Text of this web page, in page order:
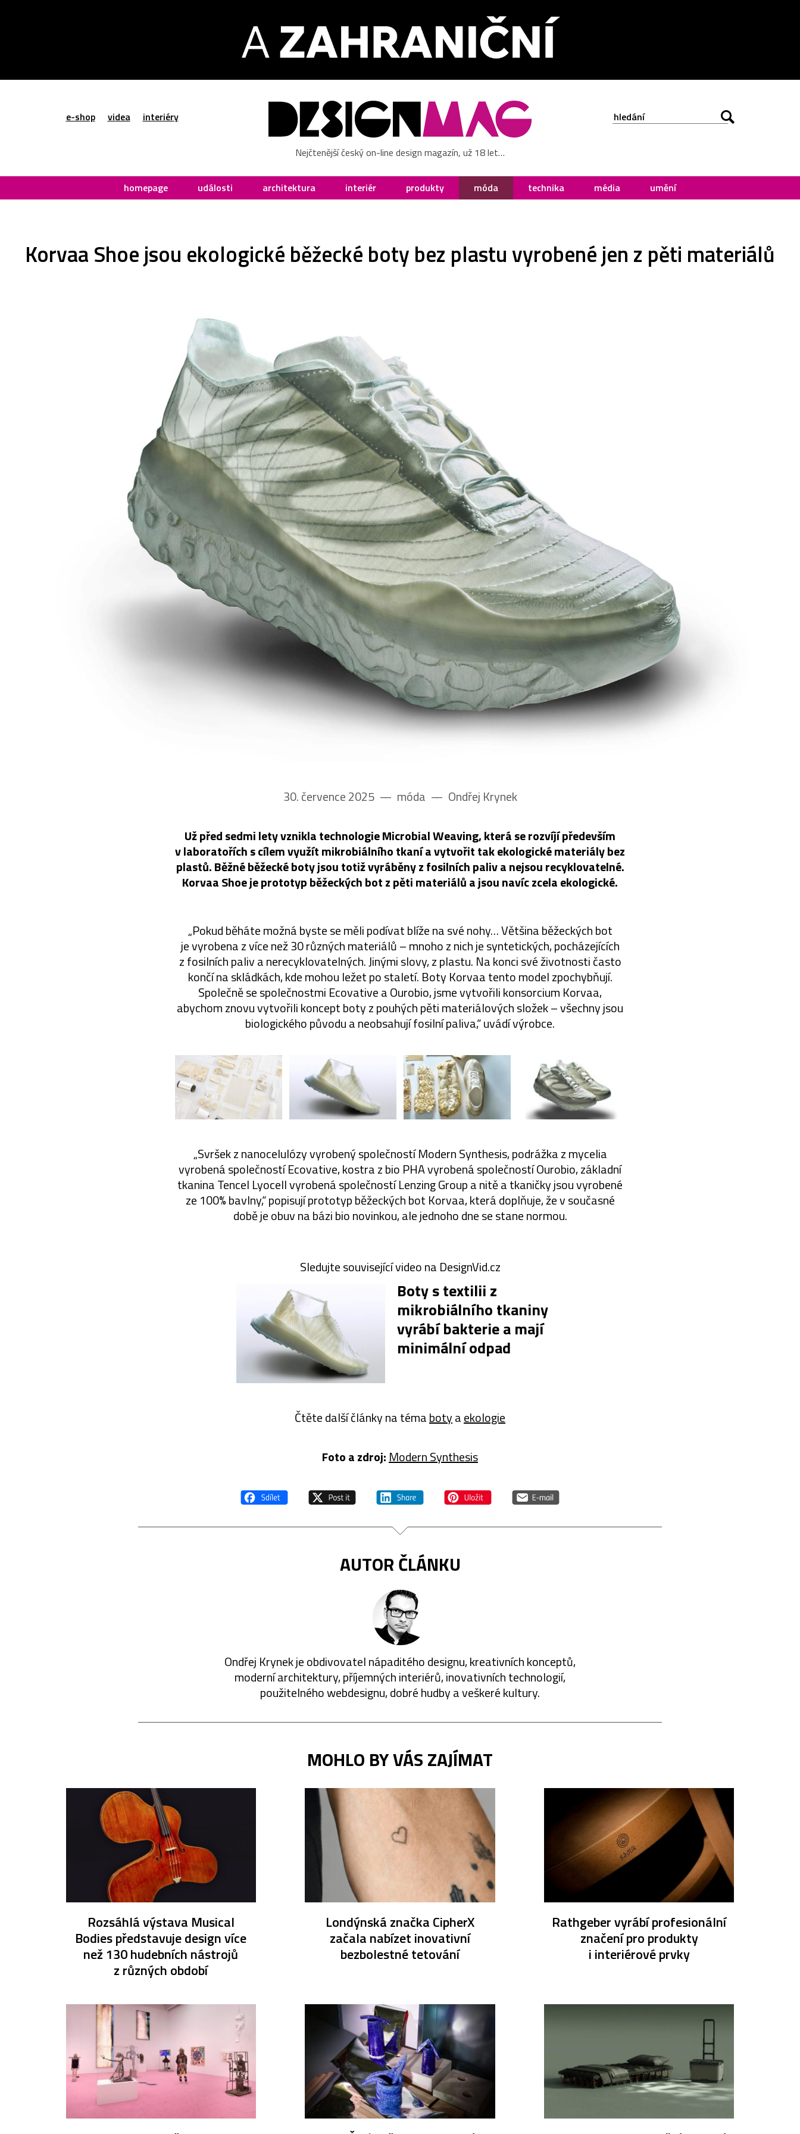
e-shop videa interiéry
Nejčtenější český on-line design magazín, už 18 let…
homepage události architektura interiér produkty móda technika média umění
Korvaa Shoe jsou ekologické běžecké boty bez plastu vyrobené jen z pěti materiálů
30. července 2025 –– móda –– Ondřej Krynek
Už před sedmi lety vznikla technologie Microbial Weaving, která se rozvíjí především
v laboratořích s cílem využít mikrobiálního tkaní a vytvořit tak ekologické materiály bez
plastů. Běžné běžecké boty jsou totiž vyráběny z fosilních paliv a nejsou recyklovatelné.
Korvaa Shoe je prototyp běžeckých bot z pěti materiálů a jsou navíc zcela ekologické.
„Pokud běháte možná byste se měli podívat blíže na své nohy… Většina běžeckých bot
je vyrobena z více než 30 různých materiálů – mnoho z nich je syntetických, pocházejících
z fosilních paliv a nerecyklovatelných. Jinými slovy, z plastu. Na konci své životnosti často
končí na skládkách, kde mohou ležet po staletí. Boty Korvaa tento model zpochybňují.
Společně se společnostmi Ecovative a Ourobio, jsme vytvořili konsorcium Korvaa,
abychom znovu vytvořili koncept boty z pouhých pěti materiálových složek – všechny jsou
biologického původu a neobsahují fosilní paliva,“ uvádí výrobce.
„Svršek z nanocelulózy vyrobený společností Modern Synthesis, podrážka z mycelia
vyrobená společností Ecovative, kostra z bio PHA vyrobená společností Ourobio, základní
tkanina Tencel Lyocell vyrobená společností Lenzing Group a nitě a tkaničky jsou vyrobené
ze 100% bavlny,“ popisují prototyp běžeckých bot Korvaa, která doplňuje, že v současné
době je obuv na bázi bio novinkou, ale jednoho dne se stane normou.
Sledujte související video na DesignVid.cz
Boty s textilii z
mikrobiálního tkaniny
vyrábí bakterie a mají
minimální odpad
Čtěte další články na témabotyaekologie
Foto a zdroj: Modern Synthesis
AUTOR ČLÁNKU
Ondřej Krynek je obdivovatel nápaditého designu, kreativních konceptů,
moderní architektury, příjemných interiérů, inovativních technologií,
použitelného webdesignu, dobré hudby a veškeré kultury.
MOHLO BY VÁS ZAJÍMAT
Rozsáhlá výstava Musical
Bodies představuje design více
než 130 hudebních nástrojů
z různých období
Londýnská značka CipherX
začala nabízet inovativní
bezbolestné tetování
Rathgeber vyrábí profesionální
značení pro produkty
i interiérové prvky